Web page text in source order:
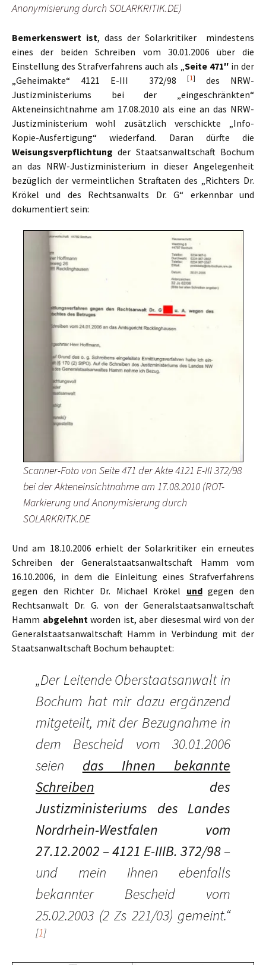
Anonymisierung durch SOLARKRITIK.DE)
Bemerkenswert ist, dass der Solarkritiker mindestens
eines der beiden Schreiben vom 30.01.2006 über die
Einstellung des Strafverfahrens auch als „ Seite 471″ in der
„Geheimakte“ 4121 E-III 372/98
[1]
des NRW-
Justizministeriums bei der „eingeschränkten“
Akteneinsichtnahme am 17.08.2010 als eine an das NRW-
Justizministerium wohl zusätzlich verschickte „Info-
Kopie-Ausfertigung“ wiederfand. Daran dürfte die
Weisungsverpflichtung der Staatsanwaltschaft Bochum
an das NRW-Justizministerium in dieser Angelegenheit
bezüglich der vermeintlichen Straftaten des „Richters Dr.
Krökel und des Rechtsanwalts Dr. G“ erkennbar und
dokumentiert sein:
Scanner-Foto von Seite 471 der Akte 4121 E-III 372/98
bei der Akteneinsichtnahme am 17.08.2010 (ROT-
Markierung und Anonymisierung durch
SOLARKRITK.DE
Und am 18.10.2006 erhielt der Solarkritiker ein erneutes
Schreiben der Generalstaatsanwaltschaft Hamm vom
16.10.2006, in dem die Einleitung eines Strafverfahrens
gegen den Richter Dr. Michael Krökel undgegen den
Rechtsanwalt Dr. G. von der Generalstaatsanwaltschaft
Hamm abgelehnt worden ist, aber diesesmal wird von der
Generalstaatsanwaltschaft Hamm in Verbindung mit der
Staatsanwaltschaft Bochum behauptet:
„Der Leitende Oberstaatsanwalt in
Bochum hat mir dazu ergänzend
mitgeteilt, mit der Bezugnahme in
dem Bescheid vom 30.01.2006
seien das Ihnen bekannte
Schreiben des
Justizministeriums des Landes
Nordrhein-Westfalen vom
27.12.2002 – 4121 E-IIIB. 372/98–
und mein Ihnen ebenfalls
bekannter Bescheid vom
25.02.2003 (2 Zs 221/03) gemeint.“
[1]